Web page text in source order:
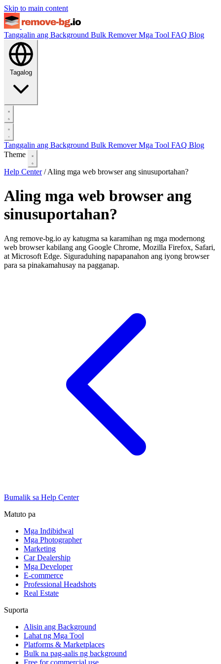
Skip to main content
Tanggalin ang Background Bulk RemoverMga Tool FAQ Blog
Tagalog
Tanggalin ang Background Bulk RemoverMga Tool FAQ Blog
Theme
Help Center / Aling mga web browser ang sinusuportahan?
Aling mga web browser ang
sinusuportahan?
Ang remove-bg.io ay katugma sa karamihan ng mga modernong
web browser kabilang ang Google Chrome, Mozilla Firefox, Safari,
at Microsoft Edge. Siguraduhing napapanahon ang iyong browser
para sa pinakamahusay na pagganap.
Bumalik sa Help Center
Matuto pa
Mga Indibidwal
Mga Photographer
Marketing
Car Dealership
Mga Developer
E-commerce
Professional Headshots
Real Estate
Suporta
Alisin ang Background
Lahat ng Mga Tool
Platforms & Marketplaces
Bulk na pag-aalis ng background
Free for commercial use